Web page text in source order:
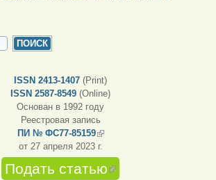
ISSN 2413-1407 (Print)
ISSN 2587-8549 (Online)
Основан в 1992 году
Реестровая запись
ПИ № ФС77-85159(внешняя ссылка)
от 27 апреля 2023 г.
Подать статью